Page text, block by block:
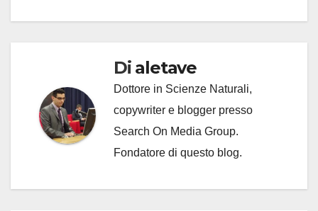
Di aletave
Dottore in Scienze Naturali,
copywriter e blogger presso
Search On Media Group.
Fondatore di questo blog.